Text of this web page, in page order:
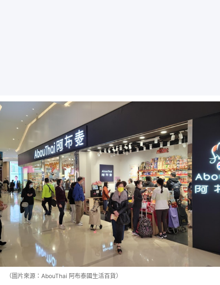
（圖片來源：AbouThai 阿布泰國生活百貨）